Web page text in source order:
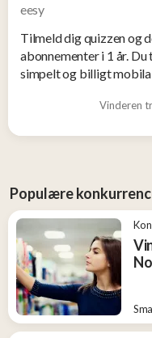
eesy
Tilmeld dig quizzen og
abonnementer i 1 år.
simpelt og billigt
Vinderen
Populære
Konkurrencer